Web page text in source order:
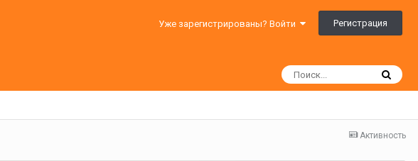
Уже зарегистрированы? Войти Регистрация
Активность